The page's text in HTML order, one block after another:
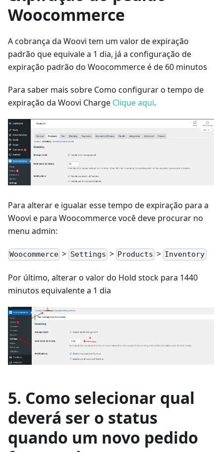
Woocommerce
A cobrança da Woovi tem um valor de expiração
padrão que equivale a 1 dia, já a configuração de
expiração padrão do Woocommerce é de 60 minutos
Para saber mais sobre Como configurar o tempo de
expiração da Woovi Charge Clique aqui.
Para alterar e igualar esse tempo de expiração para a
Woovi e para Woocommerce você deve procurar no
menu admin:
Woocommerce > Settings > Products > Inventory
Por último, alterar o valor do Hold stock para 1440
minutos equivalente a 1 dia
5. Como selecionar qual
deverá ser o status
quando um novo pedido